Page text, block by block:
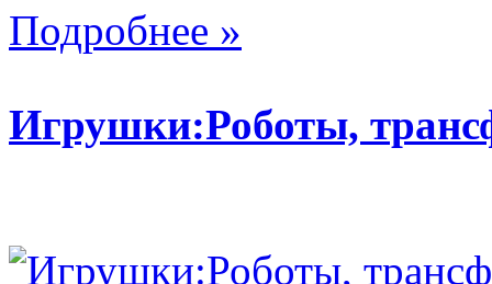
Подробнее »
Игрушки:Роботы,